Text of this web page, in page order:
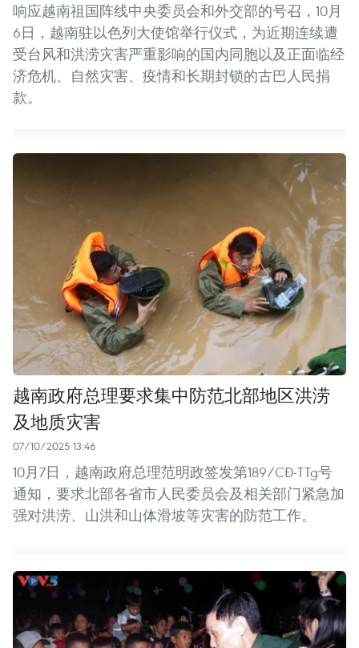
响应越南祖国阵线中央委员会和外交部的号召，10月
6日，越南驻以色列大使馆举行仪式，为近期连续遭
受台风和洪涝灾害严重影响的国内同胞以及正面临经
济危机、自然灾害、疫情和长期封锁的古巴人民捐
款。
越南政府总理要求集中防范北部地区洪涝
及地质灾害
07/10/2025 13:46
10月7日，越南政府总理范明政签发第189/CĐ-TTg号
通知，要求北部各省市人民委员会及相关部门紧急加
强对洪涝、山洪和山体滑坡等灾害的防范工作。